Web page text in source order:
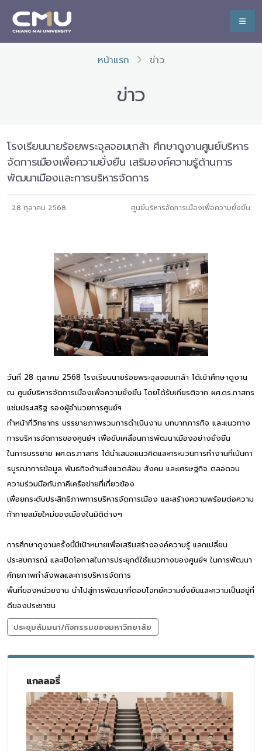
หน้าแรก ข่าว
ข่าว
โรงเรียนนายร้อยพระจุลจอมเกล้า ศึกษาดูงานศูนย์บริหาร
จัดการเมืองเพื่อความยั่งยืน เสริมองค์ความรู้ด้านการ
พัฒนาเมืองและการบริหารจัดการ
28 ตุลาคม 2568 ศูนย์บริหารจัดการเมืองเพื่อความยั่งยืน
วันที่ 28 ตุลาคม 2568 โรงเรียนนายร้อยพระจุลจอมเกล้า ได้เข้าศึกษาดูงาน
ณ ศูนย์บริหารจัดการเมืองเพื่อความยั่งยืน โดยได้รับเกียรติจาก ผศ.ดร.ภาสกร
แช่มประเสริฐ รองผู้อำนวยการศูนย์ฯ
ทำหน้าที่วิทยากร บรรยายภาพรวมการดำเนินงาน บทบาทภารกิจ และแนวทาง
การบริหารจัดการของศูนย์ฯ เพื่อขับเคลื่อนการพัฒนาเมืองอย่างยั่งยืน
ในการบรรยาย ผศ.ดร.ภาสกร ได้นำเสนอแนวคิดและกระบวนการทำงานที่เน้นกา
รบูรณาการข้อมูล พันธกิจด้านสิ่งแวดล้อม สังคม และเศรษฐกิจ ตลอดจน
ความร่วมมือกับภาคีเครือข่ายที่เกี่ยวข้อง
เพื่อยกระดับประสิทธิภาพการบริหารจัดการเมือง และสร้างความพร้อมต่อความ
ท้าทายสมัยใหม่ของเมืองในมิติต่างๆ
การศึกษาดูงานครั้งนี้มีเป้าหมายเพื่อเสริมสร้างองค์ความรู้ แลกเปลี่ยน
ประสบการณ์ และเปิดโอกาสในการประยุกต์ใช้แนวทางของศูนย์ฯ ในการพัฒนา
ศักยภาพกำลังพลและการบริหารจัดการ
พื้นที่ของหน่วยงาน นำไปสู่การพัฒนาที่ตอบโจทย์ความยั่งยืนและความเป็นอยู่ที่
ดีของประชาชน
ประชุมสัมมนา/กิจกรรมของมหาวิทยาลัย
แกลลอรี่